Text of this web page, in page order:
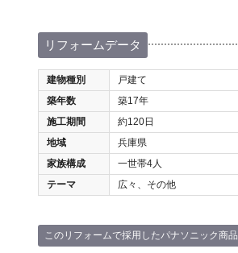
リフォームデータ
建物種別
戸建て
築年数
築17年
施工期間
約120日
地域
兵庫県
家族構成
一世帯4人
テーマ
広々、その他
このリフォームで採用したパナソニック商品